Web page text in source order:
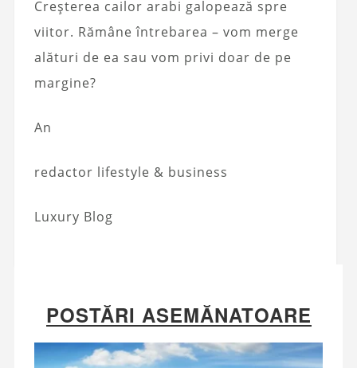
Creșterea cailor arabi galopează spre
viitor. Rămâne întrebarea – vom merge
alături de ea sau vom privi doar de pe
margine?
An
redactor lifestyle & business
Luxury Blog
POSTĂRI ASEMĂNATOARE